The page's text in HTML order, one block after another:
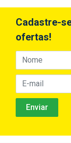
Cadastre-
ofertas!